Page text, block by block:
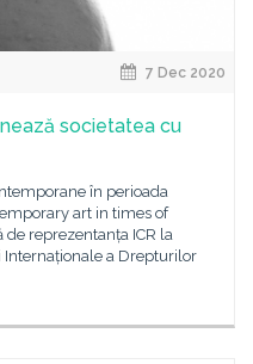
7 Dec 2020
societatea cu
în perioada
art in times of
de reprezentanța ICR la
a Drepturilor